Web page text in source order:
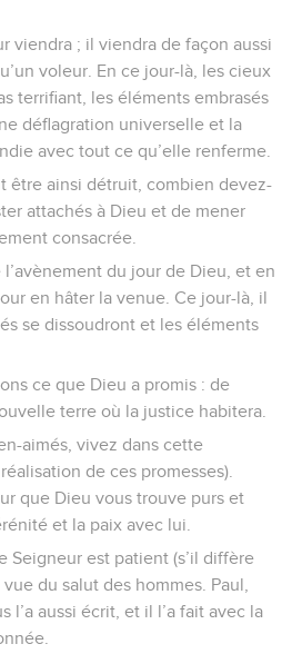
viendra ; il viendra de façon aussi
voleur. En ce jour-là, les cieux
terrifiant, les éléments embrasés
déflagration universelle et la
avec tout ce qu’elle renferme.
être ainsi détruit, combien devez-
attachés à Dieu et de mener
consacrée.
du jour de Dieu, et en
en hâter la venue. Ce jour-là, il
se dissoudront et les éléments
ce que Dieu a promis : de
terre où la justice habitera.
aimés, vivez dans cette
de ces promesses).
que Dieu vous trouve purs et
et la paix avec lui.
Seigneur est patient (s’il diffère
du salut des hommes. Paul,
l’a aussi écrit, et il l’a fait avec la